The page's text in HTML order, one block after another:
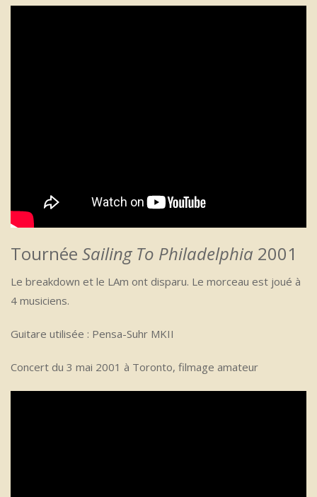
Tournée Sailing To Philadelphia 2001
Le breakdown et le LAm ont disparu. Le morceau est joué à
4 musiciens.
Guitare utilisée : Pensa-Suhr MKII
Concert du 3 mai 2001 à Toronto, filmage amateur